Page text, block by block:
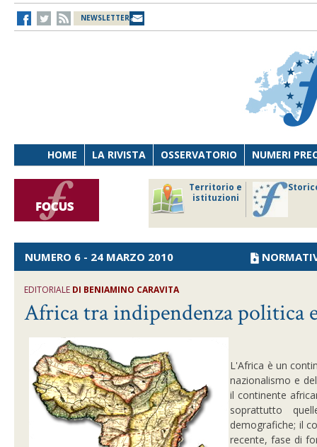
NEWSLETTER
HOME LA RIVISTA OSSERVATORIO NUMERI
Territorio e
istituzioni
NUMERO 6 - 24 MARZO 2010
EDITORIALE DI BENIAMINO CARAVITA
Africa tra indipendenza politica
L'Africa è un
nazionalismo e
il continente
soprattutto
demografiche; il
recente, fase di